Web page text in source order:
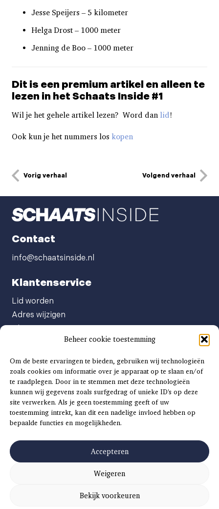
Beheer cookie toestemming
Om de beste ervaringen te bieden, gebruiken wij technologieën
zoals cookies om informatie over je apparaat op te slaan en/of
te raadplegen. Door in te stemmen met deze technologieën
kunnen wij gegevens zoals surfgedrag of unieke ID's op deze
site verwerken. Als je geen toestemming geeft of uw
toestemming intrekt, kan dit een nadelige invloed hebben op
bepaalde functies en mogelijkheden.
Accepteren
Weigeren
Bekijk voorkeuren
Jesse Speijers – 5 kilometer
Helga Drost – 1000 meter
Jenning de Boo – 1000 meter
Dit is een premium artikel en alleen te
lezen in het Schaats Inside #1
Wil je het gehele artikel lezen? Word dan lid!
Ook kun je het nummers los kopen
Vorig verhaal Volgend verhaal
Contact
info@schaatsinside.nl
Klantenservice
Lid worden
Adres wijzigen
Abonnement opzeggen
Afgeven automatische incasso
Factuur betalen
Klachtenformulier
Overige vragen
Adverteren
Advertentie Tariefkaart 2025
SITEMAP|ALGEMENE VOORWAARDEN
PRIVACYVERKLARING